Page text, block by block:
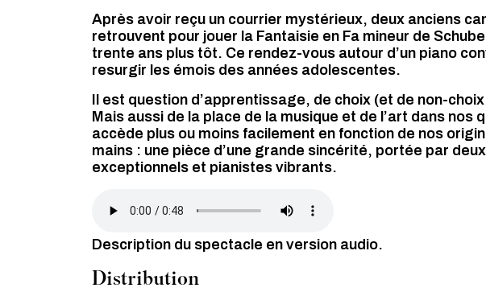
Après avoir reçu un courrier mystérieux, deux anciens
retrouvent pour jouer la Fantaisie en Fa mineur de
trente ans plus tôt. Ce rendez-vous autour d’un piano
resurgir les émois des années adolescentes.
Il est question d’apprentissage, de choix (et de non-
Mais aussi de la place de la musique et de l’art dans nos
accède plus ou moins facilement en fonction de nos
mains : une pièce d’une grande sincérité, portée par
exceptionnels et pianistes vibrants.
Audio file
Description du spectacle en version audio.
Distribution